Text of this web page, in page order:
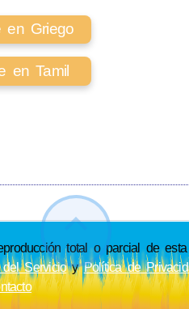
en Griego
en Tamil
total o parcial de
ServicioyPolítica de